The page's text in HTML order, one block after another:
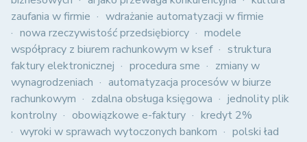
zaufania w firmie
wdrażanie automatyzacji w firmie
nowa rzeczywistość przedsiębiorcy
modele
współpracy z biurem rachunkowym w ksef
struktura
faktury elektronicznej
procedura sme
zmiany w
wynagrodzeniach
automatyzacja procesów w biurze
rachunkowym
zdalna obsługa księgowa
jednolity plik
kontrolny
obowiązkowe e-faktury
kredyt 2%
wyroki w sprawach wytoczonych bankom
polski ład